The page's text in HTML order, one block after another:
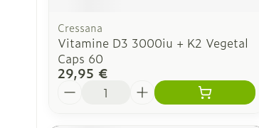
Cressana
Vitamine D3 3000iu + K2 Vegetal
Caps 60
29,95 €
Quantité